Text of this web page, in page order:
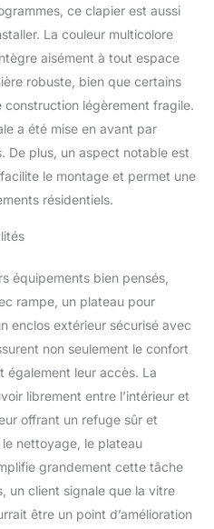
D'ACCÈS : Entrée
avec ouverture par le
portes avec loquet. Il
de nombreuses
d'accéder à votre
villa pour lapin ainsi
fenêtres en filet qui
une bonne
NETTOYAGE
: Avec un plateau
de cette cage à
:
totales : 123,5L
x 92,5H cm.
requis. NOTE :
doit déterminer le
d'animaux de
qui entreront
le clapier, en fonction
race et de la taille
ce clapier est aussi
La couleur multicolore
aisément à tout espace
robuste, bien que certains
construction légèrement fragile.
a été mise en avant par
De plus, un aspect notable est
le montage et permet une
résidentiels.
équipements bien pensés,
rampe, un plateau pour
enclos extérieur sécurisé avec
non seulement le confort
également leur accès. La
librement entre l’intérieur et
offrant un refuge sûr et
nettoyage, le plateau
grandement cette tâche
un client signale que la vitre
être un point d’amélioration